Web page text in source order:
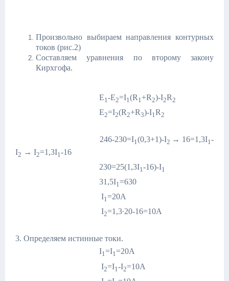
Произвольно выбираем направления контурных
токов (рис.2)
Составляем уравнения по второму закону
Кирхгофа.
E1-E2=I1(R 1+R2)-I2R2
E2=I2(R2+R3)-I1R2
246-230=I1(0,3+1)-I2 → 16=1,3I1-
I2 → I2=1,3I1 -16
230=25(1,3I1 -16)-I1
31,5I1=630
I1=20A
I2=1,3∙20-16=10A
3. Определяем истинные токи.
I1=I1=20A
I2=I1 -I2=10A